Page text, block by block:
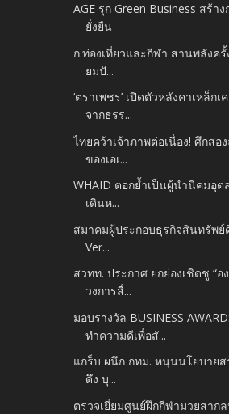
AGE รุก Green Business สร้า
ยั่งยืน
ก.ท่องเที่ยวและกีฬา สานพลังครั้
ยมปั...
‘ตราเพชร’ เปิดตัวหลังคาเหล็ก
จากธรร...
ไทยคว้าเจ้าภาพต่อเนื่อง! ศึกส
ของเอเ...
WHAID ตอกย้ำเป็นผู้นำนิคมอุต
เดินห...
สมาคมผู้ประกอบธุรกิจสินทรัพย์
Ver...
สวทท. ประกาศ ยกย่องเชิดชู “
วงการสื่...
มอบรางวัล BUSINESS
ทำความดีเพื่อสั...
แกร็บ ผนึก กทม. หนุนนโยบายส
ดึง บุ...
ตรวจเยี่ยมศูนย์ฝึกกีฬามวยสาก